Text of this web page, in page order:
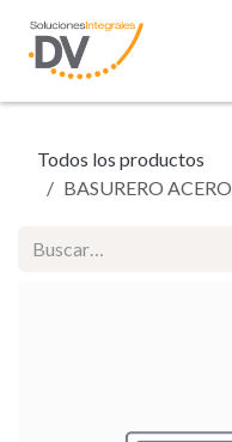
Todos los productos
BASURERO